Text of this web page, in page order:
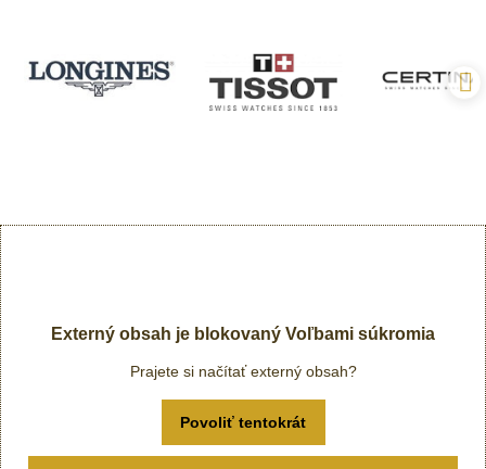
Externý obsah je blokovaný Voľbami súkromia
Prajete si načítať externý obsah?
Povoliť tentokrát